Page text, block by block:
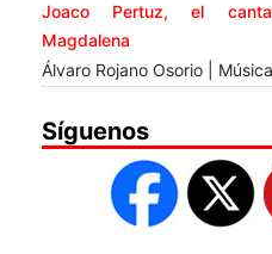
Joaco Pertuz, el
Magdalena
Álvaro Rojano Osorio |
Síguenos